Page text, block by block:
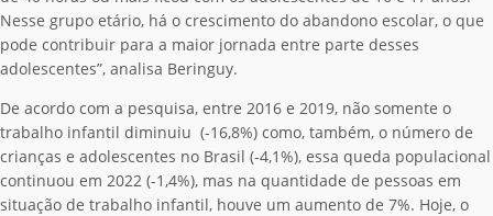
Nesse grupo etário, há o crescimento do abandono escolar, o que
pode contribuir para a maior jornada entre parte desses
adolescentes”, analisa Beringuy.
De acordo com a pesquisa, entre 2016 e 2019, não somente o
trabalho infantil diminuiu (-16,8%) como, também, o número de
crianças e adolescentes no Brasil (-4,1%), essa queda populacional
continuou em 2022 (-1,4%), mas na quantidade de pessoas em
situação de trabalho infantil, houve um aumento de 7%. Hoje, o